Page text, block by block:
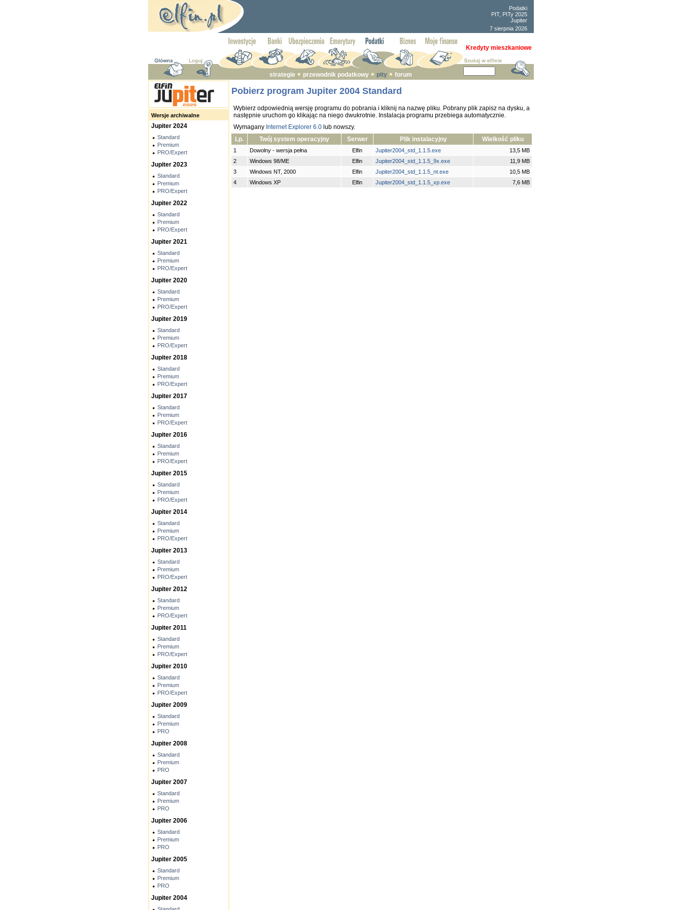
Podatki
PIT, PITy 2025
Jupiter
7 sierpnia 2026
Kredyty mieszkaniowe
strategie przewodnik podatkowy pity forum
Wersje archiwalne
Jupiter 2024
Standard
Premium
PRO/Expert
Jupiter 2023
Standard
Premium
PRO/Expert
Jupiter 2022
Standard
Premium
PRO/Expert
Jupiter 2021
Standard
Premium
PRO/Expert
Jupiter 2020
Standard
Premium
PRO/Expert
Jupiter 2019
Standard
Premium
PRO/Expert
Jupiter 2018
Standard
Premium
PRO/Expert
Jupiter 2017
Standard
Premium
PRO/Expert
Jupiter 2016
Standard
Premium
PRO/Expert
Jupiter 2015
Standard
Premium
PRO/Expert
Jupiter 2014
Standard
Premium
PRO/Expert
Jupiter 2013
Standard
Premium
PRO/Expert
Jupiter 2012
Standard
Premium
PRO/Expert
Jupiter 2011
Standard
Premium
PRO/Expert
Jupiter 2010
Standard
Premium
PRO/Expert
Jupiter 2009
Standard
Premium
PRO
Jupiter 2008
Standard
Premium
PRO
Jupiter 2007
Standard
Premium
PRO
Jupiter 2006
Standard
Premium
PRO
Jupiter 2005
Standard
Premium
PRO
Jupiter 2004
Pobierz program Jupiter 2004 Standard
Wybierz odpowiednią wersję programu do pobrania i kliknij na nazwę pliku. Pobrany plik zapisz na dysku, a
następnie uruchom go klikając na niego dwukrotnie. Instalacja programu przebiega automatycznie.
Wymagany Internet Explorer 6.0 lub nowszy.
Lp.
Twój system operacyjny Serwer Plik instalacyjny Wielkość pliku
1 Dowolny - wersja pełna Elfin Jupiter2004_std_1.1.5.exe
13,5 MB
2
Windows 98/ME Elfin Jupiter2004_std_1.1.5_9x.exe
11,9 MB
3
Windows NT, 2000 Elfin Jupiter2004_std_1.1.5_nt.exe
10,5 MB
4
Windows XP Elfin Jupiter2004_std_1.1.5_xp.exe 7,6 MB